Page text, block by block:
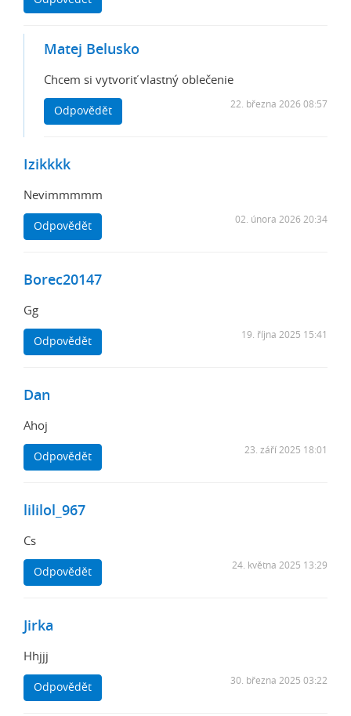
Matej Belusko
Chcem si vytvoriť vlastný oblečenie
Odpovědět
22. března 2026 08:57
Izikkkk
Nevimmmmm
Odpovědět
02. února 2026 20:34
Borec20147
Gg
Odpovědět
19. října 2025 15:41
Dan
Ahoj
Odpovědět
23. září 2025 18:01
lililol_967
Cs
Odpovědět
24. května 2025 13:29
Jirka
Hhjjj
Odpovědět
30. března 2025 03:22